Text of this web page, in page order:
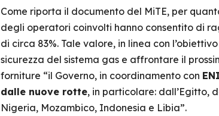
Come riporta il documento del MiTE, per
degli operatori coinvolti hanno consentito di
di circa 83%. Tale valore, in linea con
sicurezza del sistema gas e affrontare il
forniture “il Governo, in coordinamento con
dalle nuove rotte, in particolare: dall’Egitto,
Nigeria, Mozambico, Indonesia e Libia”.